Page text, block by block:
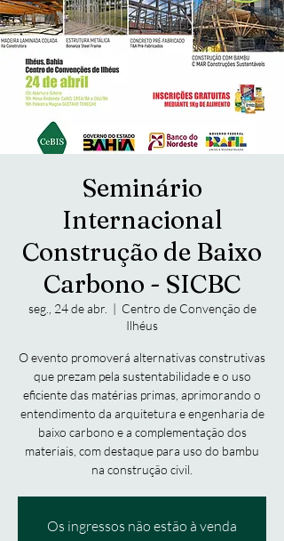
Seminário
Internacional
Construção de Baixo
Carbono - SICBC
seg., 24 de abr.
  |
Centro de Convenção de
Ilhéus
O evento promoverá alternativas construtivas
que prezam pela sustentabilidade e o uso
eficiente das matérias primas, aprimorando o
entendimento da arquitetura e engenharia de
baixo carbono e a complementação dos
materiais, com destaque para uso do bambu
na construção civil.
Os ingressos não estão à venda